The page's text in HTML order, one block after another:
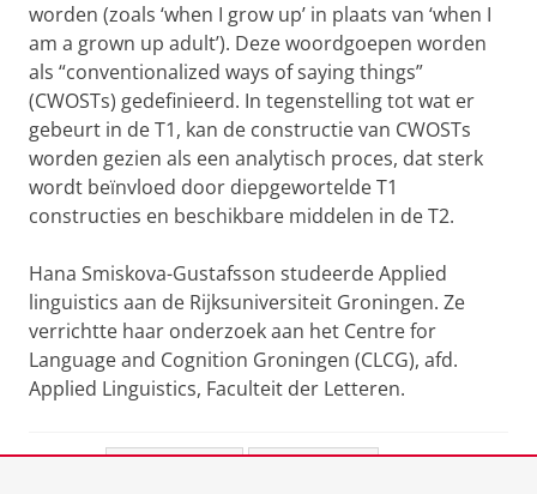
worden (zoals ‘when I grow up’ in plaats van ‘when I
am a grown up adult’). Deze woordgoepen worden
als “conventionalized ways of saying things”
(CWOSTs) gedefinieerd. In tegenstelling tot wat er
gebeurt in de T1, kan de constructie van CWOSTs
worden gezien als een analytisch proces, dat sterk
wordt beïnvloed door diepgewortelde T1
constructies en beschikbare middelen in de T2.
Hana Smiskova-Gustafsson studeerde Applied
linguistics aan de Rijksuniversiteit Groningen. Ze
verrichtte haar onderzoek aan het Centre for
Language and Cognition Groningen (CLCG), afd.
Applied Linguistics, Faculteit der Letteren.